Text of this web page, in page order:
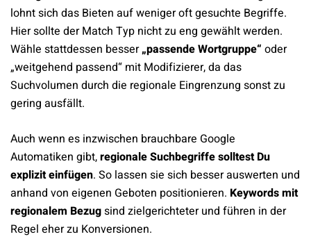
lohnt sich das Bieten auf weniger oft gesuchte Begriffe.
Hier sollte der Match Typ nicht zu eng gewählt werden.
Wähle stattdessen besser„passende Wortgruppe“ oder
„weitgehend passend“ mit Modifizierer, da das
Suchvolumen durch die regionale Eingrenzung sonst zu
gering ausfällt.
Auch wenn es inzwischen brauchbare Google
Automatiken gibt,regionale Suchbegriffe solltest Du
explizit einfügen. So lassen sie sich besser auswerten und
anhand von eigenen Geboten positionieren. Keywords mit
regionalem Bezugsind zielgerichteter und führen in der
Regel eher zu Konversionen.